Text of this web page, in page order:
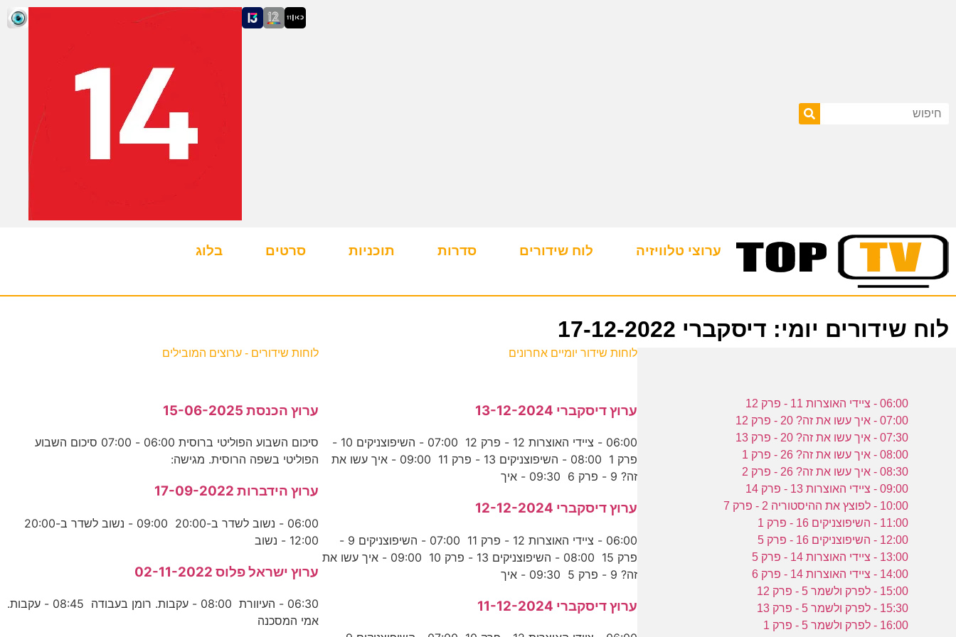
ערוצי טלוויזיה לוח שידורים סדרות תוכניות סרטים בלוג
לוח שידורים יומי: דיסקברי 17-12-2022
06:00 - ציידי האוצרות 11 - פרק 12
07:00 - איך עשו את זה? 20 - פרק 12
07:30 - איך עשו את זה? 20 - פרק 13
08:00 - איך עשו את זה? 26 - פרק 1
08:30 - איך עשו את זה? 26 - פרק 2
09:00 - ציידי האוצרות 13 - פרק 14
10:00 - לפוצץ את ההיסטוריה 2 - פרק 7
11:00 - השיפוצניקים 16 - פרק 1
12:00 - השיפוצניקים 16 - פרק 5
13:00 - ציידי האוצרות 14 - פרק 5
14:00 - ציידי האוצרות 14 - פרק 6
15:00 - לפרק ולשמר 5 - פרק 12
15:30 - לפרק ולשמר 5 - פרק 13
16:00 - לפרק ולשמר 5 - פרק 1
לוחות שידור יומיים אחרונים
ערוץ דיסקברי 13-12-2024
06:00 - ציידי האוצרות 12 - פרק 12 07:00 - השיפוצניקים 10 -
פרק 1 08:00 - השיפוצניקים 13 - פרק 11 09:00 - איך עשו את
זה? 9 - פרק 6 09:30 - איך
ערוץ דיסקברי 12-12-2024
06:00 - ציידי האוצרות 12 - פרק 11 07:00 - השיפוצניקים 9 -
פרק 15 08:00 - השיפוצניקים 13 - פרק 10 09:00 - איך עשו את
זה? 9 - פרק 5 09:30 - איך
ערוץ דיסקברי 11-12-2024
לוחות שידורים - ערוצים המובילים
ערוץ הכנסת 15-06-2025
סיכום השבוע הפוליטי ברוסית 06:00 - 07:00 סיכום השבוע
הפוליטי בשפה הרוסית. מגישה:
ערוץ הידברות 17-09-2022
12:00 - נשוב
ערוץ ישראל פלוס 02-11-2022
06:30 - העיוורת 08:00 - עקבות. רומן בעבודה 08:45 - עקבות.
אמי המסכנה